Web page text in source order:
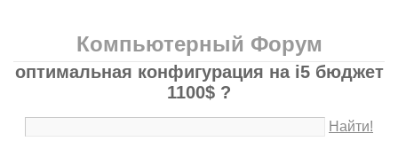
Компьютерный Форум
оптимальная конфигурация на i5 бюджет
1100$ ?
Найти!